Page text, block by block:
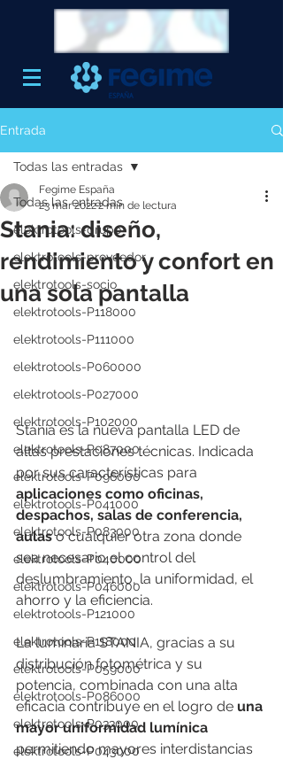
Entrada
Todas las entradas
elektrotools-grupo
elektrotools-proveedor
elektrotools-socio
elektrotools-P118000
elektrotools-P111000
elektrotools-P060000
elektrotools-P027000
elektrotools-P102000
elektrotools-P087000
elektrotools-P096000
elektrotools-P041000
elektrotools-P083000
elektrotools-P040000
elektrotools-P046000
elektrotools-P121000
elektrotools-P118000
elektrotools-P059000
elektrotools-P086000
elektrotools-P033000
elektrotools-P043000
Todas las entradas
Stania: diseño,
rendimiento y confort en
una sola pantalla
Fegime España
23 mar 20222 min de lectura
Stania es la nueva pantalla LED de
altas prestaciones técnicas. Indicada
por sus características para
aplicaciones como oficinas,
despachos, salas de conferencia,
aulas o cualquier otra zona donde
sea necesario el control del
deslumbramiento, la uniformidad, el
ahorro y la eficiencia.
La luminaria STANIA, gracias a su
distribución fotométrica y su
potencia, combinada con una alta
eficacia contribuye en el logro de una
mayor uniformidad lumínica
permitiendo mayores interdistancias